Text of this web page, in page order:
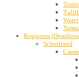
Regionen
Schottland